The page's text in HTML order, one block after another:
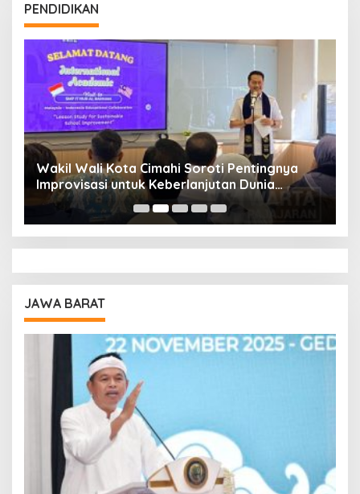
PENDIDIKAN
Wakil Wali Kota Cimahi Soroti Pentingnya
Improvisasi untuk Keberlanjutan Dunia
Pendidikan
JAWA BARAT